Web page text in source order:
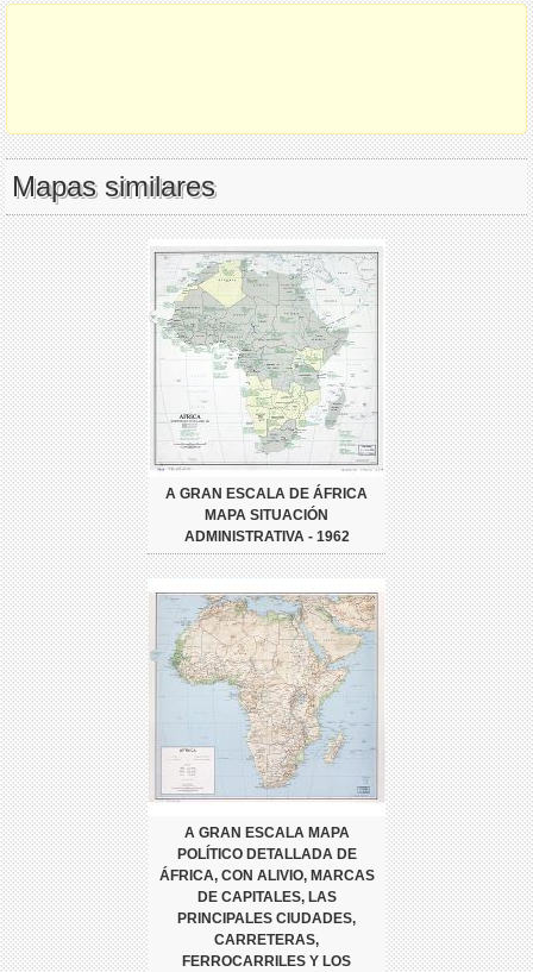
Mapas similares
A GRAN ESCALA DE ÁFRICA
MAPA SITUACIÓN
ADMINISTRATIVA - 1962
A GRAN ESCALA MAPA
POLÍTICO DETALLADA DE
ÁFRICA, CON ALIVIO, MARCAS
DE CAPITALES, LAS
PRINCIPALES CIUDADES,
CARRETERAS,
FERROCARRILES Y LOS